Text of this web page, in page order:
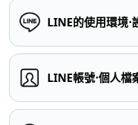
LINE的使用環境⋅
LINE帳號⋅個人檔